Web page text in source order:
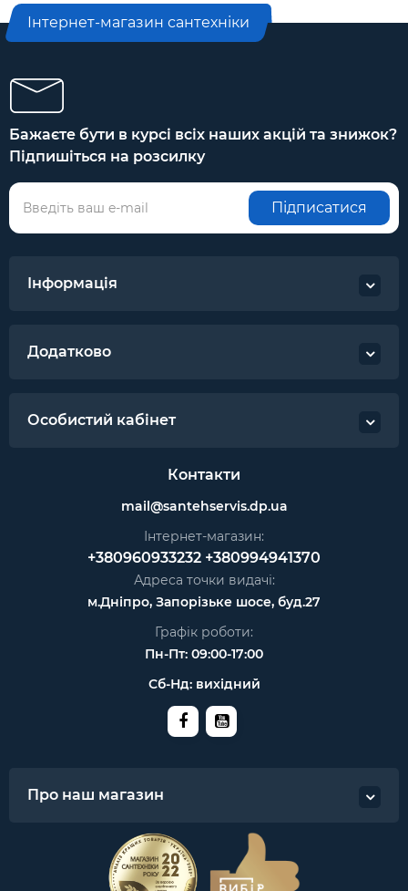
Інтернет-магазин сантехніки
Бажаєте бути в курсі всіх наших акцій та знижок?
Підпишіться на розсилку
Підписатися
Інформація
Додатково
Особистий кабінет
Контакти
mail@santehservis.dp.ua
Інтернет-магазин:
+380960933232 +380994941370
Адреса точки видачі:
м.Дніпро, Запорізьке шосе, буд.27
Графік роботи:
Пн-Пт: 09:00-17:00
Сб-Нд: вихідний
Про наш магазин